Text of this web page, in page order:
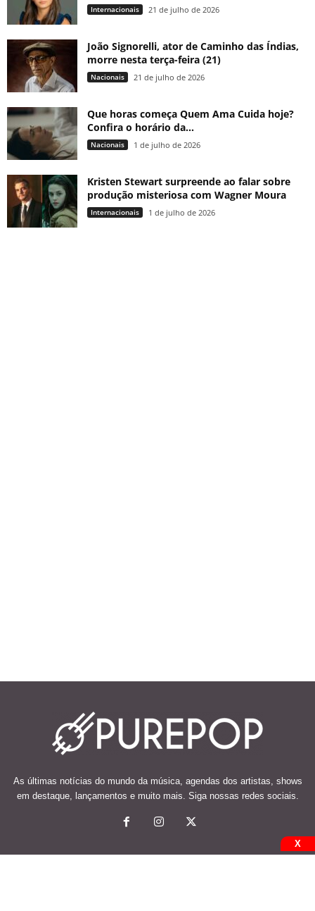
Internacionais 21 de julho de 2026
João Signorelli, ator de Caminho das Índias,
morre nesta terça-feira (21)
Nacionais 21 de julho de 2026
Que horas começa Quem Ama Cuida hoje?
Confira o horário da...
Nacionais 1 de julho de 2026
Kristen Stewart surpreende ao falar sobre
produção misteriosa com Wagner Moura
Internacionais 1 de julho de 2026
As últimas notícias do mundo da música, agendas dos artistas, shows
em destaque, lançamentos e muito mais. Siga nossas redes sociais.
X